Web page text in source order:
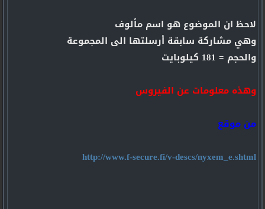
لاحظ ان الموضوع هو اسم مألوف
وهي مشاركة سابقة أرسلتها الى المجموعة
والحجم = 181 كيلوبايت
وهذه معلومات عن الفيروس
من موقع
http://www.f-secure.fi/v-descs/nyxem_e.shtml